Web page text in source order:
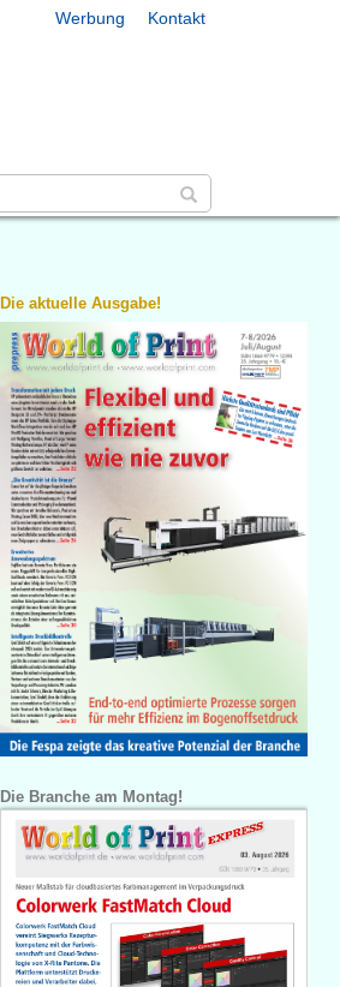
Werbung Kontakt
Die aktuelle Ausgabe!
Die Branche am Montag!